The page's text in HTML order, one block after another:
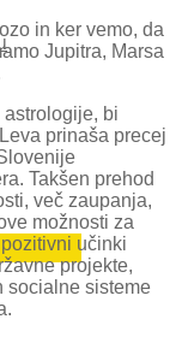
in ker vemo, da
Jupitra, Marsa
astrologije, bi
prinaša precej
Takšen prehod
več zaupanja,
možnosti za
učinki
projekte,
socialne sisteme